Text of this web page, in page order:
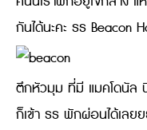
กันได้นะคะ รร Beacon
ตึกหัวมุม ที่มี แมคโดนัล นี่
ก็เข้า รร พักผ่อนได้เลย